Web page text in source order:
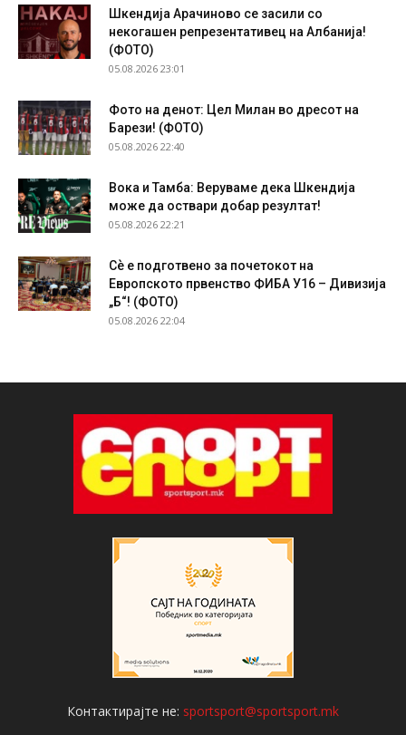
Шкендија Арачиново се засили со
некогашен репрезентативец на Албанија!
(ФОТО)
05.08.2026 23:01
Фото на денот: Цел Милан во дресот на
Барези! (ФОТО)
05.08.2026 22:40
Вока и Тамба: Веруваме дека Шкендија
може да оствари добар резултат!
05.08.2026 22:21
Сѐ е подготвено за почетокот на
Европското првенство ФИБА У16 – Дивизија
„Б“! (ФОТО)
05.08.2026 22:04
Контактирајте не: sportsport@sportsport.mk